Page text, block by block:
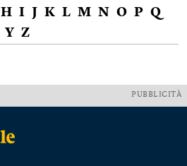
H I J K L M N O P Q
Y Z
PUBBLICITÀ